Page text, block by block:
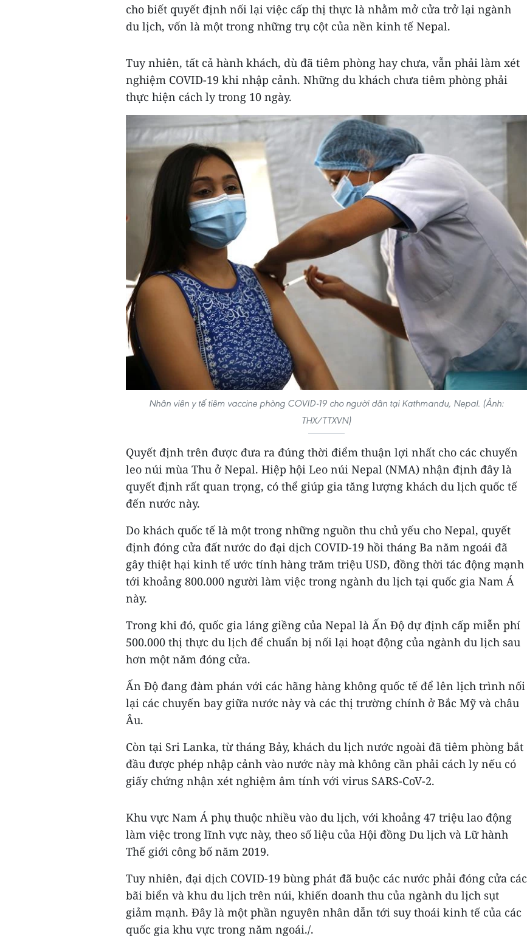
cho biết quyết định nối lại việc cấp thị thực là nhằm mở cửa trở lại ngành
du lịch, vốn là một trong những trụ cột của nền kinh tế Nepal.
Tuy nhiên, tất cả hành khách, dù đã tiêm phòng hay chưa, vẫn phải làm xét
nghiệm COVID-19 khi nhập cảnh. Những du khách chưa tiêm phòng phải
thực hiện cách ly trong 10 ngày.
Nhân viên y tế tiêm vaccine phòng COVID-19 cho người dân tại Kathmandu, Nepal. (Ảnh:
THX/TTXVN)
Quyết định trên được đưa ra đúng thời điểm thuận lợi nhất cho các chuyến
leo núi mùa Thu ở Nepal. Hiệp hội Leo núi Nepal (NMA) nhận định đây là
quyết định rất quan trọng, có thể giúp gia tăng lượng khách du lịch quốc tế
đến nước này.
Do khách quốc tế là một trong những nguồn thu chủ yếu cho Nepal, quyết
định đóng cửa đất nước do đại dịch COVID-19 hồi tháng Ba năm ngoái đã
gây thiệt hại kinh tế ước tính hàng trăm triệu USD, đồng thời tác động mạnh
tới khoảng 800.000 người làm việc trong ngành du lịch tại quốc gia Nam Á
này.
Trong khi đó, quốc gia láng giềng của Nepal là Ấn Độ dự định cấp miễn phí
500.000 thị thực du lịch để chuẩn bị nối lại hoạt động của ngành du lịch sau
hơn một năm đóng cửa.
Ấn Độ đang đàm phán với các hãng hàng không quốc tế để lên lịch trình nối
lại các chuyến bay giữa nước này và các thị trường chính ở Bắc Mỹ và châu
Âu.
Còn tại Sri Lanka, từ tháng Bảy, khách du lịch nước ngoài đã tiêm phòng bắt
đầu được phép nhập cảnh vào nước này mà không cần phải cách ly nếu có
giấy chứng nhận xét nghiệm âm tính với virus SARS-CoV-2.
Khu vực Nam Á phụ thuộc nhiều vào du lịch, với khoảng 47 triệu lao động
làm việc trong lĩnh vực này, theo số liệu của Hội đồng Du lịch và Lữ hành
Thế giới công bố năm 2019.
Tuy nhiên, đại dịch COVID-19 bùng phát đã buộc các nước phải đóng cửa các
bãi biển và khu du lịch trên núi, khiến doanh thu của ngành du lịch sụt
giảm mạnh. Đây là một phần nguyên nhân dẫn tới suy thoái kinh tế của các
quốc gia khu vực trong năm ngoái./.